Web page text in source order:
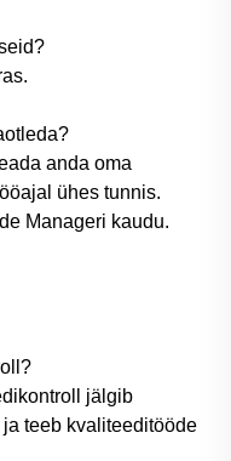
anda oma
ühes tunnis.
Manageri kaudu.
jälgib
teeb kvaliteeditööde